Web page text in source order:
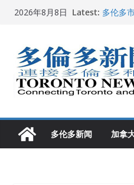
Skip2026年8月8日 Latest: 多伦多
就业
2026加
龚晓华
多伦多新闻 加拿